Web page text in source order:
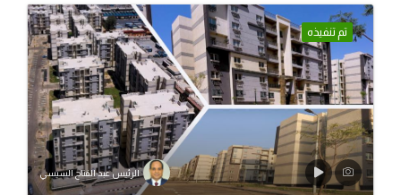
تم تنفيذه
الرئيس عبد الفتاح السيسي